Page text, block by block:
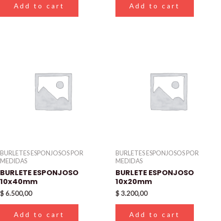
Add to cart Add to cart
BURLETES ESPONJOSOS POR
MEDIDAS
BURLETE ESPONJOSO
10x40mm
$6.500,00
Add to cart
BURLETES ESPONJOSOS POR
MEDIDAS
BURLETE ESPONJOSO
10x20mm
$3.200,00
Add to cart